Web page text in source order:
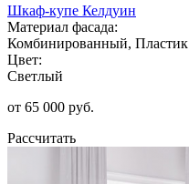
Шкаф-купе Келдуин
Материал фасада:
Комбинированный, Пластик
Цвет:
Светлый
от 65 000 руб.
Рассчитать